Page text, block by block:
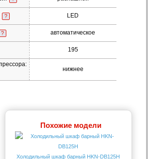
? LED
? автоматическое
195
нижнее
Похожие модели
Холодильный шкаф барный HKN-DB125H